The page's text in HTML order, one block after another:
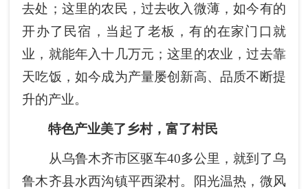
去处；这里的农民，过去收入微薄，如今有的
开办了民宿，当起了老板，有的在家门口就
业，就能年入十几万元；这里的农业，过去靠
天吃饭，如今成为产量屡创新高、品质不断提
升的产业。
特色产业美了乡村，富了村民
从乌鲁木齐市区驱车40多公里，就到了乌
鲁木齐县水西沟镇平西梁村。阳光温热，微风